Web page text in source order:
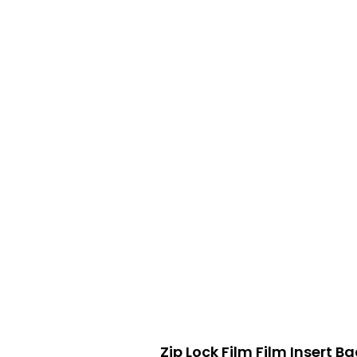
Zip Lock Film Film Insert